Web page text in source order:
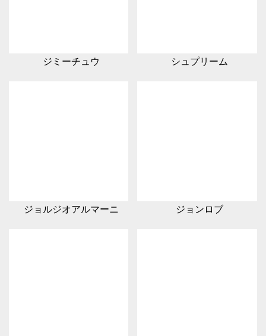
ジミーチュウ シュプリーム
ジョルジオアルマーニ ジョンロブ